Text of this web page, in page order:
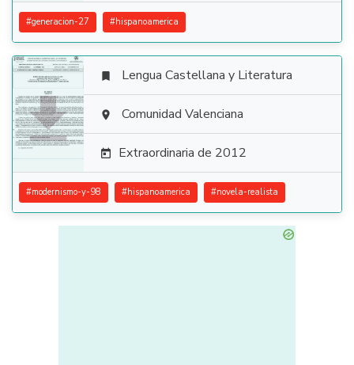
#generacion-27 #hispanoamerica

 Lengua Castellana y Literatura
 Comunidad Valenciana
 Extraordinaria de 2012
#modernismo-y-98 #hispanoamerica #novela-realista